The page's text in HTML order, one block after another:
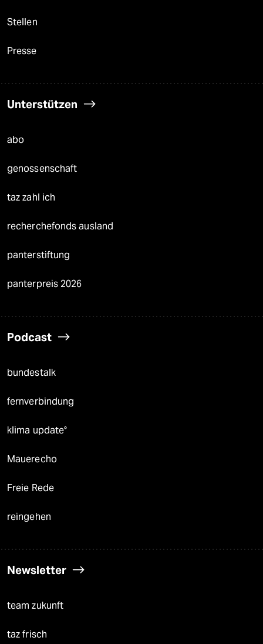
Stellen
Presse
Unterstützen
abo
genossenschaft
taz zahl ich
recherchefonds ausland
panterstiftung
panterpreis 2026
Podcast
bundestalk
fernverbindung
klima update°
Mauerecho
Freie Rede
reingehen
Newsletter
team zukunft
taz frisch